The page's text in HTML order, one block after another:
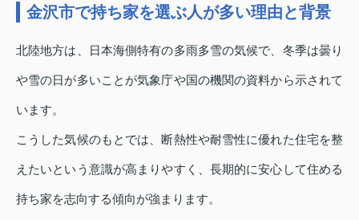
金沢市で持ち家を選ぶ人が多い理由と背景
北陸地方は、日本海側特有の多雨多雪の気候で、冬季は曇り
や雪の日が多いことが気象庁や国の機関の資料から示されて
います。
こうした気候のもとでは、断熱性や耐雪性に優れた住宅を整
えたいという意識が高まりやすく、長期的に安心して住める
持ち家を志向する傾向が強まります。